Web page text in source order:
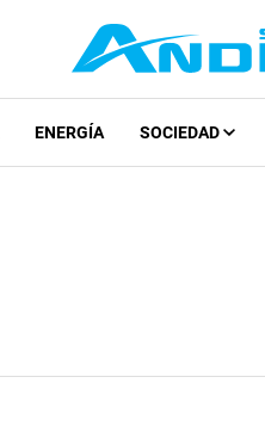
ENERGÍA SOCIEDAD